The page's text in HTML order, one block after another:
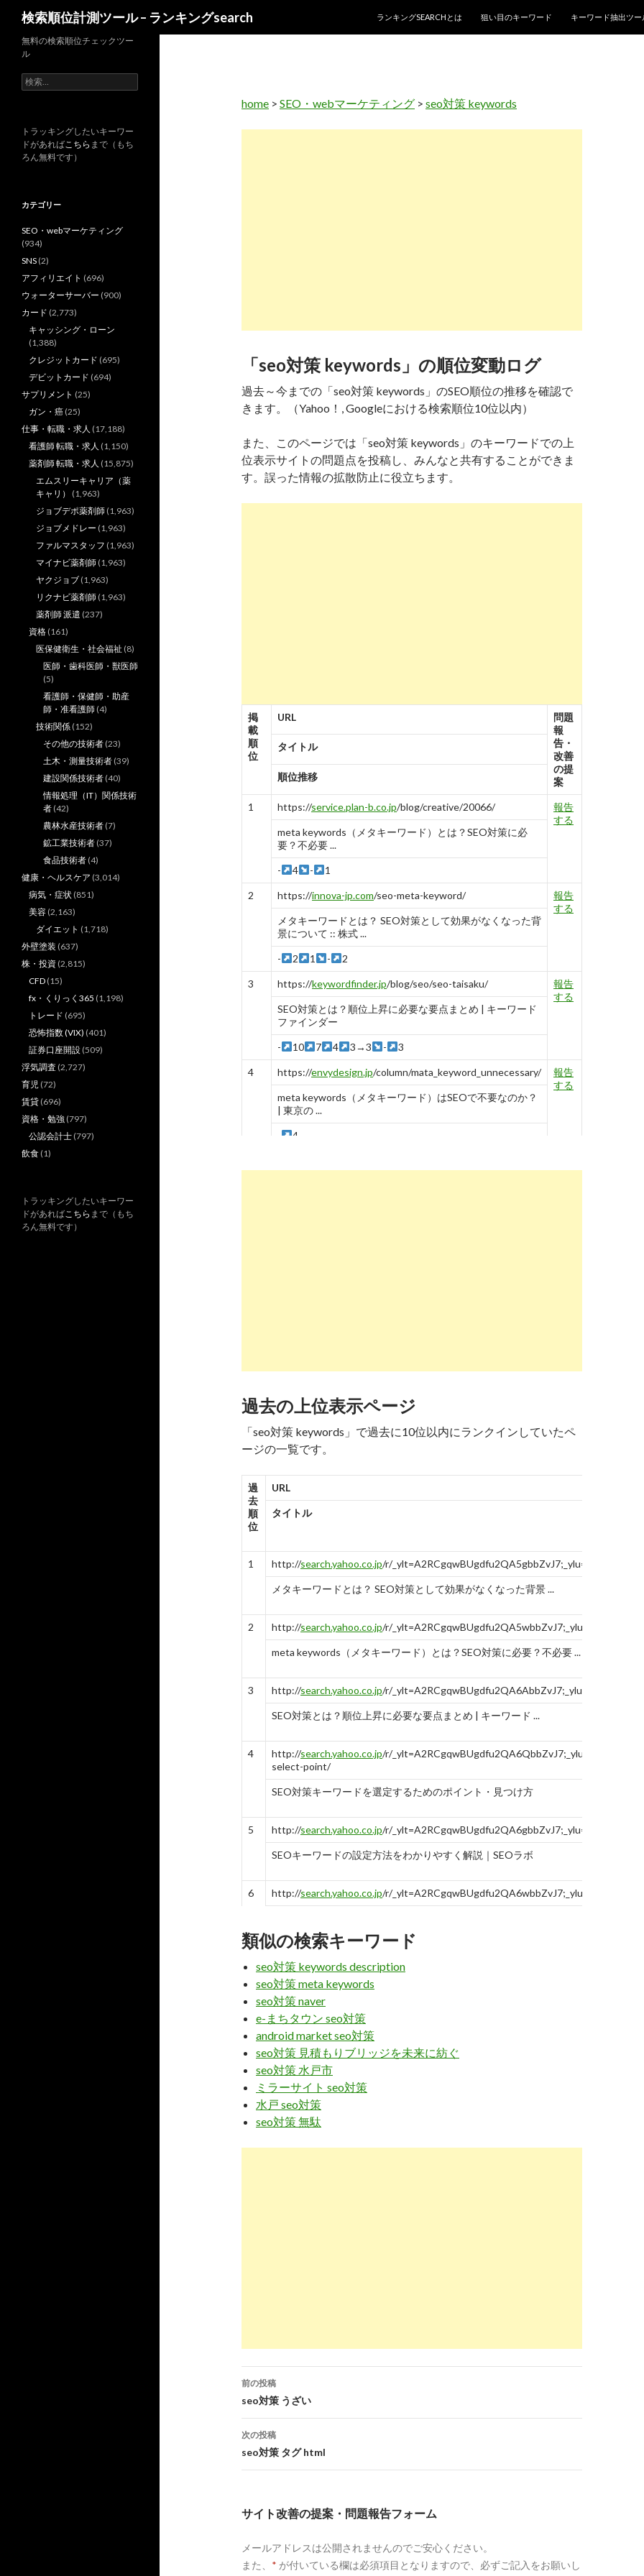
検索順位計測ツール – ランキングsearch
ランキングSEARCHとは
狙い目のキーワード キーワード抽出ツー
home > SEO・webマーケティング > seo対策 keywords
「seo対策 keywords」の順位変動ログ
過去～今までの「seo対策 keywords」のSEO順位の推移を確認で
きます。（Yahoo！, Googleにおける検索順位10位以内）
また、このページでは「seo対策 keywords」のキーワードでの上
位表示サイトの問題点を投稿し、みんなと共有することができま
す。誤った情報の拡散防止に役立ちます。
掲
載
順
位
URL
問題
報
告・
改善
の提
案
タイトル
順位推移
1 https://service.plan-b.co.jp/blog/creative/20066/
報告
する
meta keywords（メタキーワード）とは？SEO対策に必
要？不必要 ...
- 4 - 1
2 https://innova-jp.com/seo-meta-keyword/
報告
する
メタキーワードとは？ SEO対策として効果がなくなった背
景について :: 株式 ...
- 2 1 - 2
3 https://keywordfinder.jp/blog/seo/seo-taisaku/
報告
する
SEO対策とは？順位上昇に必要な要点まとめ | キーワード
ファインダー
- 10 7 4 3→3 - 3
4 https://envydesign.jp/column/mata_keyword_unnecessary/
報告
する
meta keywords（メタキーワード）はSEOで不要なのか？
| 東京の ...
4
point/
する
メタキーワードは記述するべき？ | アレグロのSEOブログ
7 10 7 - 10 - 6
8 https:// selectone.in/119-2/
報告
する
descriptionとkeywordsはSEO対策に効果がない？ | コンテ
-
9 https://blog.hubspot.jp
SEOで最適なキーワード探しに役立つキーワード調査ツー
ル6選
- 4 - 5 10 - 9
10 https://www.seedinc.jp/seo/meta-keywords.html
報告
する
メタキーワードとSEO対策｜シード - 株式会社シード
過去の上位表示ページ
「seo対策 keywords」で過去に10位以内にランクインしていたペ
ージの一覧です。
過
去
順
位
URL
タイトル
1 http://search.yahoo.co.jp/r/
メタキーワードとは？ SEO対策として効果がなくなった背景 ...
2 http://search.yahoo.co.jp/r/
meta keywords（メタキーワード）とは？SEO対策に必要？不必要 ...
3 http://search.yahoo.co.jp/r/
SEO対策とは？順位上昇に必要な要点まとめ | キーワード ...
4 http://search.yahoo.co.jp/r/
select-point/
SEO対策キーワードを選定するためのポイント・見つけ方
5 http://search.yahoo.co.jp/r/
SEOキーワードの設定方法をわかりやすく解説｜SEOラボ
6 http://search.yahoo.co.jp/r/
meta keywords（メタキーワード）はSEOで不要なのか？ | 東京の ...
http:// search.yahoo.co.jp
descriptionとkeywordsはSEO対策に効果がない？ | コンテンツ ...
http:// search.yahoo.co.jp
メタキーワードは記述するべき？ | アレグロのSEOブログ
10 http://search.yahoo.co.jp/r/
8 https:// webkikaku.co.jp
SEO対策キーワードやページ概要はすべて同じで大丈夫ですか ...
類似の検索キーワード
seo対策 keywords description
seo対策 meta keywords
seo対策 naver
e-まちタウン seo対策
android market seo対策
seo対策 見積もりブリッジを未来に紡ぐ
seo対策 水戸市
ミラーサイト seo対策
水戸 seo対策
seo対策 無駄
投
稿
ナ
ゲ
シ
前の投稿
seo対策 うざい
次の投稿
seo対策 タグ html
サイト改善の提案・問題報告フォーム
メールアドレスは公開されませんのでご安心ください。
また、 * が付いている欄は必須項目となりますので、必ずご記入をお願いし
無料の検索順位チェックツー
ル
検
索
トラッキングしたいキーワー
ドがあればこちら まで（もち
ろん無料です）
カテゴリー
SEO・webマーケティング
(934)
SNS (2)
アフィリエイト (696)
ウォーターサーバー (900)
カード (2,773)
キャッシング・ローン
(1,388)
クレジットカード (695)
デビットカード (694)
サプリメント (25)
ガン・癌 (25)
仕事・転職・求人 (17,188)
看護師 転職・求人 (1,150)
薬剤師 転職・求人 (15,875)
エムスリーキャリア（薬
キャリ）
(1,963)
ジョブデポ薬剤師 (1,963)
ジョブメドレー (1,963)
ファルマスタッフ (1,963)
マイナビ薬剤師 (1,963)
ヤクジョブ (1,963)
リクナビ薬剤師 (1,963)
薬剤師 派遣 (237)
資格 (161)
医保健衛生・社会福祉 (8)
医師・歯科医師・獣医師
(5)
看護師・保健師・助産
師・准看護師 (4)
技術関係 (152)
その他の技術者 (23)
土木・測量技術者 (39)
建設関係技術者 (40)
情報処理（IT）関係技術
者 (42)
農林水産技術者 (7)
鉱工業技術者 (37)
食品技術者 (4)
健康・ヘルスケア (3,014)
病気・症状 (851)
美容 (2,163)
ダイエット (1,718)
外壁塗装 (637)
株・投資 (2,815)
CFD (15)
fx・くりっく365 (1,198)
トレード (695)
恐怖指数 (VIX) (401)
証券口座開設 (509)
浮気調査 (2,727)
育児 (72)
賃貸 (696)
資格・勉強 (797)
公認会計士 (797)
飲食 (1)
トラッキングしたいキーワー
ドがあればこちら まで（もち
ろん無料です）